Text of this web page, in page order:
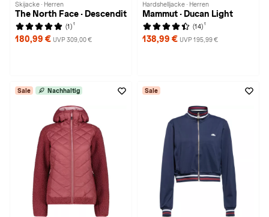
Skijacke · Herren
The North Face · Descendit
(1) 1
180,99 € UVP 309,00 €
Hardshelljacke · Herren
Mammut · Ducan Light
(14) 1
138,99 € UVP 195,99 €
Sale Nachhaltig Sale